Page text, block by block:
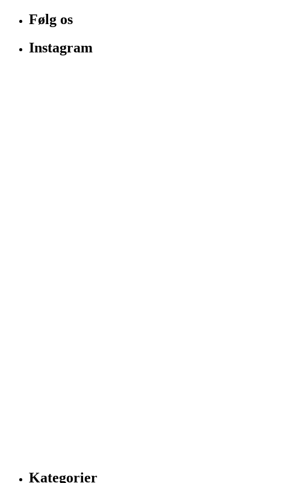
Følg os
Instagram
Kategorier